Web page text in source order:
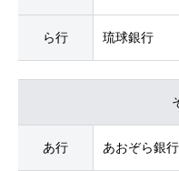
ら行 琉球銀行
あ行 あおぞら銀